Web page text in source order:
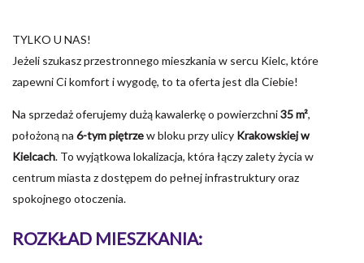
TYLKO U NAS!
Jeżeli szukasz przestronnego mieszkania w sercu Kielc, które
zapewni Ci komfort i wygodę, to ta oferta jest dla Ciebie!
Na sprzedaż oferujemy dużą kawalerkę o powierzchni35 m²,
położoną na 6-tym piętrzew bloku przy ulicy Krakowskiej w
Kielcach. To wyjątkowa lokalizacja, która łączy zalety życia w
centrum miasta z dostępem do pełnej infrastruktury oraz
spokojnego otoczenia.
ROZKŁAD MIESZKANIA: